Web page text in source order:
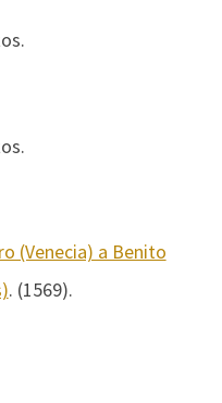
(Venecia) a Benito
. (1569).